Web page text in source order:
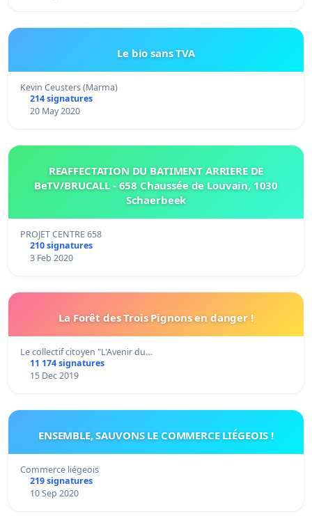
Le bio sans TVA
Kevin Ceusters (Marma)
214 signatures
20 May 2020
REAFFECTATION DU BATIMENT ARRIERE DE
BeTV/BRUCALL - 658 Chaussée de Louvain, 1030
Schaerbeek
PROJET CENTRE 658
210 signatures
3 Feb 2020
La Forêt des Trois Pignons en danger !
Le collectif citoyen "L'Avenir du…
11 174 signatures
15 Dec 2019
ENSEMBLE, SAUVONS LE COMMERCE LIÉGEOIS !
Commerce liégeois
219 signatures
10 Sep 2020